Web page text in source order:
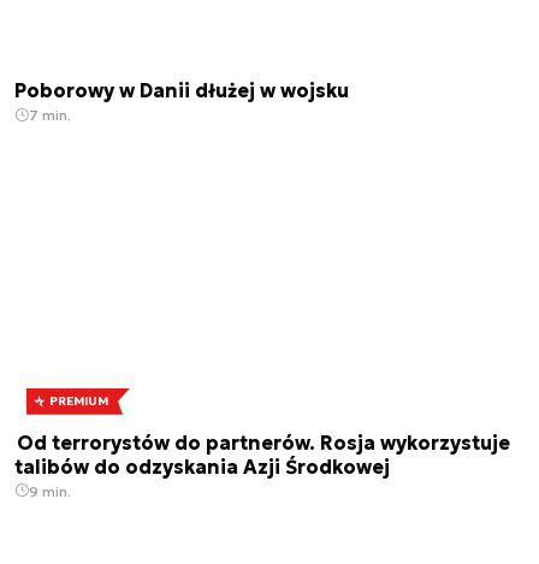
Poborowy w Danii dłużej w wojsku
7 min.
PREMIUM
Od terrorystów do partnerów. Rosja wykorzystuje
talibów do odzyskania Azji Środkowej
9 min.